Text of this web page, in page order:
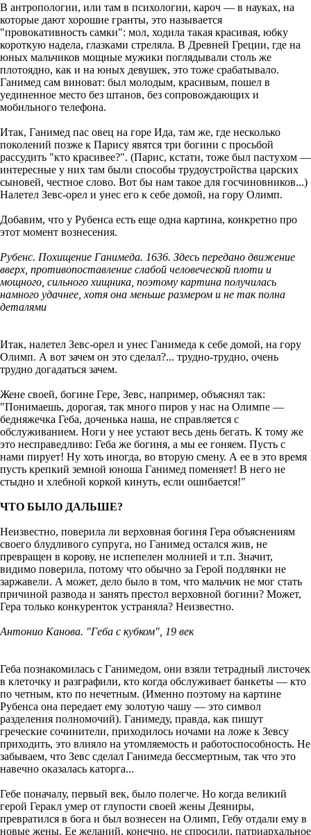
В антропологии, или там в психологии, кароч — в науках, на
которые дают хорошие гранты, это называется
"провокативность самки": мол, ходила такая красивая, юбку
короткую надела, глазками стреляла. В Древней Греции, где на
юных мальчиков мощные мужики поглядывали столь же
плотоядно, как и на юных девушек, это тоже срабатывало.
Ганимед сам виноват: был молодым, красивым, пошел в
уединенное место без штанов, без сопровождающих и
мобильного телефона.
Итак, Ганимед пас овец на горе Ида, там же, где несколько
поколений позже к Парису явятся три богини с просьбой
рассудить "кто красивее?". (Парис, кстати, тоже был пастухом —
интересные у них там были способы трудоустройства царских
сыновей, честное слово. Вот бы нам такое для госчиновников...)
Налетел Зевс-орел и унес его к себе домой, на гору Олимп.
Добавим, что у Рубенса есть еще одна картина, конкретно про
этот момент вознесения.
Рубенс. Похищение Ганимеда. 1636. Здесь передано движение
вверх, противопоставление слабой человеческой плоти и
мощного, сильного хищника, поэтому картина получилась
намного удачнее, хотя она меньше размером и не так полна
деталями
Итак, налетел Зевс-орел и унес Ганимеда к себе домой, на гору
Олимп. А вот зачем он это сделал?... трудно-трудно, очень
трудно догадаться зачем.
Жене своей, богине Гере, Зевс, например, объяснял так:
"Понимаешь, дорогая, так много пиров у нас на Олимпе —
бедняжечка Геба, доченька наша, не справляется с
обслуживанием. Ноги у нее устают весь день бегать. К тому же
это несправедливо: Геба же богиня, а мы ее гоняем. Пусть с
нами пирует! Ну хоть иногда, во вторую смену. А ее в это время
пусть крепкий земной юноша Ганимед поменяет! В него не
стыдно и хлебной коркой кинуть, если ошибается!"
ЧТО БЫЛО ДАЛЬШЕ?
Неизвестно, поверила ли верховная богиня Гера объяснениям
своего блудливого супруга, но Ганимед остался жив, не
превращен в корову, не испепелен молнией и т.п. Значит,
видимо поверила, потому что обычно за Герой подлянки не
заржавели. А может, дело было в том, что мальчик не мог стать
причиной развода и занять престол верховной богини? Может,
Гера только конкуренток устраняла? Неизвестно.
Антонио Канова. "Геба с кубком", 19 век
Геба познакомилась с Ганимедом, они взяли тетрадный листочек
в клеточку и разграфили, кто когда обслуживает банкеты — кто
по четным, кто по нечетным. (Именно поэтому на картине
Рубенса она передает ему золотую чашу — это символ
разделения полномочий). Ганимеду, правда, как пишут
греческие сочинители, приходилось ночами на ложе к Зевсу
приходить, это влияло на утомляемость и работоспособность. Не
забываем, что Зевс сделал Ганимеда бессмертным, так что это
навечно оказалась каторга...
Гебе поначалу, первый век, было полегче. Но когда великий
герой Геракл умер от глупости своей жены Деяниры,
превратился в бога и был вознесен на Олимп, Гебу отдали ему в
новые жены. Ее желаний, конечно, не спросили, патриархальное